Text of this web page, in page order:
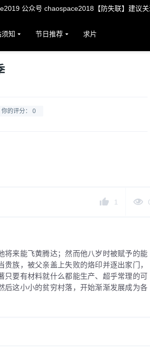
公众号 chaospace2018【防失联】建议关
须知 节日推荐 求片
你的评分： 0
1
将来能飞黄腾达；然而他八岁时被赋予的能
族，被父亲盖上失败的烙印并逐出家门，
只要有材料就什么都能生产、超乎常理的可
后这小小的贫穷村落，开始渐渐发展成为各